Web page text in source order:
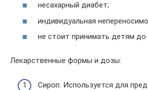
несахарный диабет;
индивидуальная
не стоит принимать детям до
Лекарственные формы и дозы:
Сироп. Используется для